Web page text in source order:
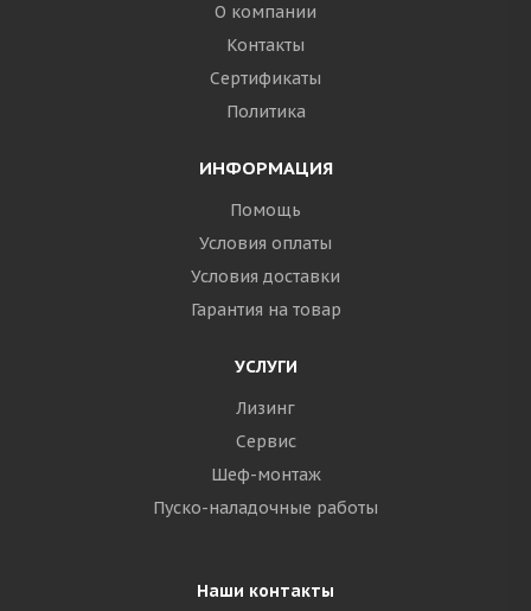
О компании
Контакты
Сертификаты
Политика
ИНФОРМАЦИЯ
Помощь
Условия оплаты
Условия доставки
Гарантия на товар
УСЛУГИ
Лизинг
Сервис
Шеф-монтаж
Пуско-наладочные работы
Наши контакты